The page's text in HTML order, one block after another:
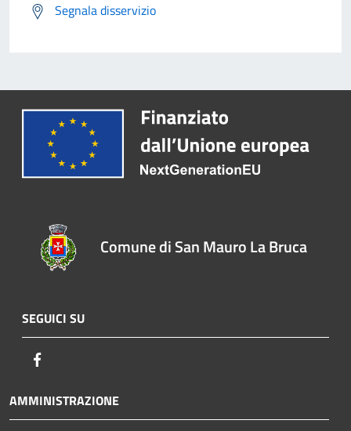
Segnala disservizio
Comune di San Mauro La Bruca
SEGUICI SU
AMMINISTRAZIONE